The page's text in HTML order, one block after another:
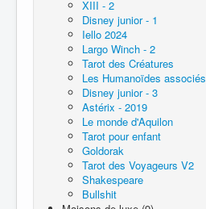
XIII - 2
Disney junior - 1
Iello 2024
Largo Winch - 2
Tarot des Créatures
Les Humanoïdes associés
Disney junior - 3
Astérix - 2019
Le monde d'Aquilon
Tarot pour enfant
Goldorak
Tarot des Voyageurs V2
Shakespeare
Bullshit